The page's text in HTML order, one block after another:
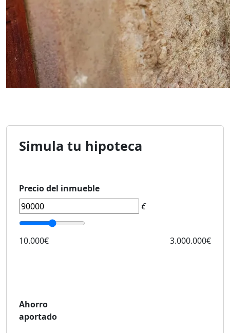
Simula tu hipoteca
Precio del inmueble
€
10.000€ 3.000.000€
Ahorro
aportado